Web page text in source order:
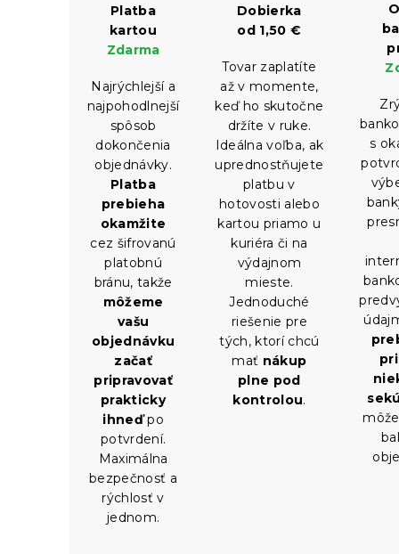
Platba
kartou
Zdarma
Najrýchlejší a
najpohodlnejší
spôsob
dokončenia
objednávky.
Platba
prebieha
okamžite
cez šifrovanú
platobnú
bránu, takže
môžeme
vašu
objednávku
začať
pripravovať
prakticky
ihneďpo
potvrdení.
Maximálna
bezpečnosť a
rýchlosť v
jednom.
Dobierka
od 1,50 €
Tovar zaplatíte
až v momente,
keď ho skutočne
držíte v ruke.
Ideálna voľba, ak
uprednostňujete
platbu v
hotovosti alebo
kartou priamo u
kuriéra či na
výdajnom
mieste.
Jednoduché
riešenie pre
tých, ktorí chcú
mať nákup
plne pod
kontrolou.
s